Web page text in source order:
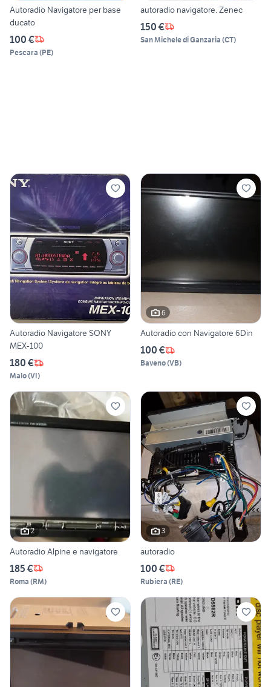
Autoradio Navigatore per base
ducato
100 €
Pescara (PE)
autoradio navigatore. Zenec
150 €
San Michele di Ganzaria (CT)
Autoradio Navigatore SONY
MEX-100
180 €
Malo(VI)
6
Autoradio con Navigatore 6Din
100 €
Baveno(VB)
2
Autoradio Alpine e navigatore
185 €
Roma (RM)
3
autoradio
100 €
Rubiera (RE)